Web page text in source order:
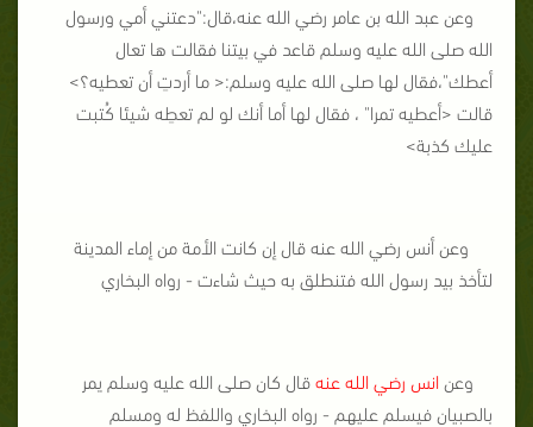
وعن عبد الله بن عامر رضي الله عنه،قال:"دعتني أمي ورسول
الله صلى الله عليه وسلم قاعد في بيتنا فقالت ها تعال
أعطك"،فقال لها صلى الله عليه وسلم:< ما أردتِ أن تعطيه؟>
قالت <أعطيه تمرا" ، فقال لها أما أنك لو لم تعطِه شيئا كُتبت
عليك كذبة>
وعن أنس رضي الله عنه قال إن كانت الأمة من إماء المدينة
لتأخذ بيد رسول الله فتنطلق به حيث شاءت - رواه البخاري
وعن انس رضي الله عنهقال كان صلى الله عليه وسلم يمر
بالصبيان فيسلم عليهم - رواه البخاري واللفظ له ومسلم